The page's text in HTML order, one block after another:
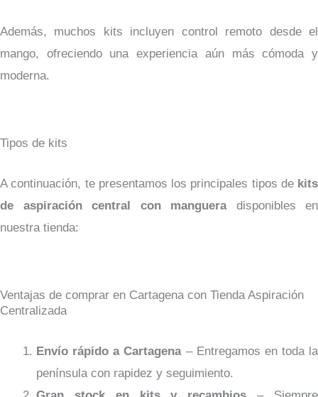
Además, muchos kits incluyen control remoto desde el
mango, ofreciendo una experiencia aún más cómoda y
moderna.
Tipos de kits
A continuación, te presentamos los principales tipos de kits
de aspiración central con mangueradisponibles en
nuestra tienda:
Ventajas de comprar en Cartagena con Tienda Aspiración
Centralizada
Envío rápido a Cartagena– Entregamos en toda la
península con rapidez y seguimiento.